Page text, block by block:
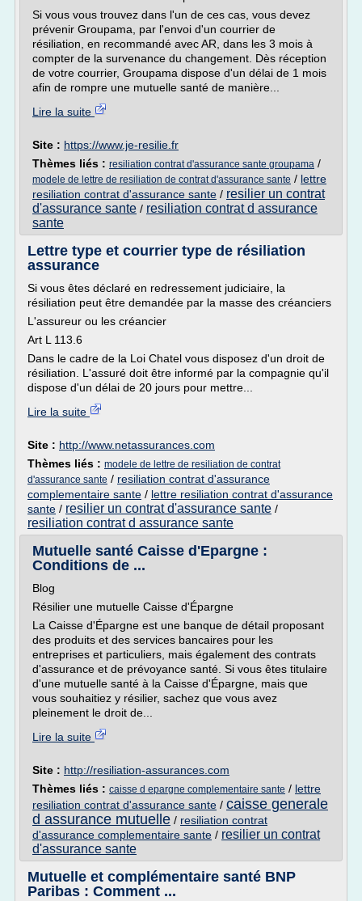
Si vous vous trouvez dans l'un de ces cas, vous devez
prévenir Groupama, par l'envoi d'un courrier de
résiliation, en recommandé avec AR, dans les 3 mois à
compter de la survenance du changement. Dès réception
de votre courrier, Groupama dispose d'un délai de 1 mois
afin de rompre une mutuelle santé de manière...
Lire la suite
Site : https://www.je-resilie.fr
Thèmes liés : resiliation contrat d'assurance sante groupama /
modele de lettre de resiliation de contrat d'assurance sante / lettre
resiliation contrat d'assurance sante / resilier un contrat
d'assurance sante / resiliation contrat d assurance
sante
Lettre type et courrier type de résiliation
assurance
Si vous êtes déclaré en redressement judiciaire, la
résiliation peut être demandée par la masse des créanciers
L'assureur ou les créancier
Art L 113.6
Dans le cadre de la Loi Chatel vous disposez d'un droit de
résiliation. L'assuré doit être informé par la compagnie qu'il
dispose d'un délai de 20 jours pour mettre...
Lire la suite
Site : http://www.netassurances.com
Thèmes liés : modele de lettre de resiliation de contrat
d'assurance sante / resiliation contrat d'assurance
complementaire sante / lettre resiliation contrat d'assurance
sante / resilier un contrat d'assurance sante /
resiliation contrat d assurance sante
Mutuelle santé Caisse d'Epargne :
Conditions de ...
Blog
Résilier une mutuelle Caisse d'Épargne
La Caisse d'Épargne est une banque de détail proposant
des produits et des services bancaires pour les
entreprises et particuliers, mais également des contrats
d'assurance et de prévoyance santé. Si vous êtes titulaire
d'une mutuelle santé à la Caisse d'Épargne, mais que
vous souhaitiez y résilier, sachez que vous avez
pleinement le droit de...
Lire la suite
Site : http://resiliation-assurances.com
Thèmes liés : caisse d epargne complementaire sante / lettre
resiliation contrat d'assurance sante / caisse generale
d assurance mutuelle / resiliation contrat
d'assurance complementaire sante / resilier un contrat
d'assurance sante
Mutuelle et complémentaire santé BNP
Paribas : Comment ...